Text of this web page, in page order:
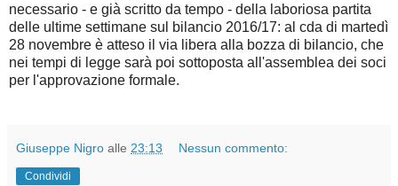
necessario - e già scritto da tempo - della laboriosa partita
delle ultime settimane sul bilancio 2016/17: al cda di martedì
28 novembre è atteso il via libera alla bozza di bilancio, che
nei tempi di legge sarà poi sottoposta all'assemblea dei soci
per l'approvazione formale.
Giuseppe Nigro alle 23:13 Nessun commento:
Condividi